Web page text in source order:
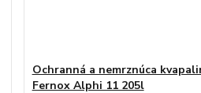
Ochranná a nemrznúca
Fernox Alphi 11 205l